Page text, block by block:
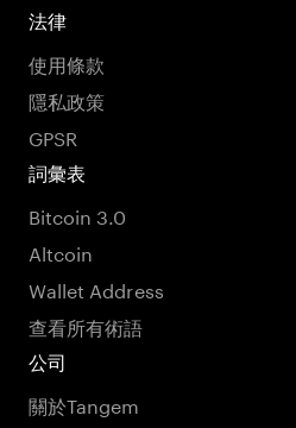
法律
使用條款
隱私政策
GPSR
詞彙表
Bitcoin 3.0
Altcoin
Wallet Address
查看所有術語
公司
關於Tangem